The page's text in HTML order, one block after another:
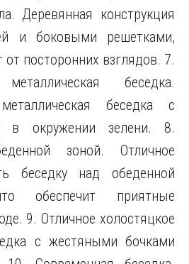
Деревянная конструкция
и боковыми решетками,
посторонних взглядов. 7.
беседка.
беседка с
в окружении зелени. 8.
зоной. Отличное
беседку над обеденной
обеспечит приятные
9. Отличное холостяцкое
с жестяными бочками